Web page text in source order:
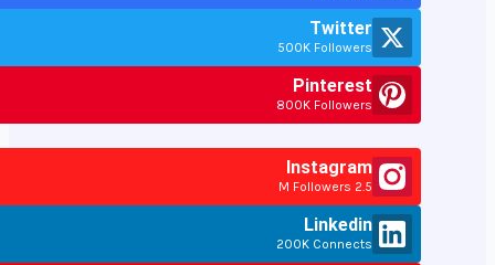
Twitter
500K Followers
Pinterest
800K Followers
Instagram
2.5 M Followers
Linkedin
200K Connects